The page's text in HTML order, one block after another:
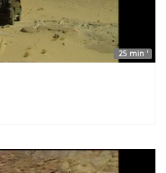
25 min '